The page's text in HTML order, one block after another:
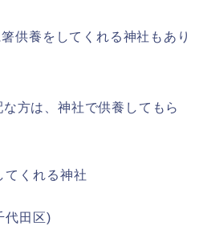
供養をしてくれる神社もあり
方は、神社で供養してもら
てくれる神社
代田区)